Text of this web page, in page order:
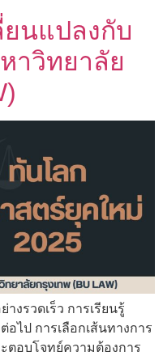
ยนแปลงกับ
าวิทยาลัย
งรวดเร็ว การเรียนรู้
ไป การเลือกเส้นทางการ
ตอบโจทย์ความต้องการ